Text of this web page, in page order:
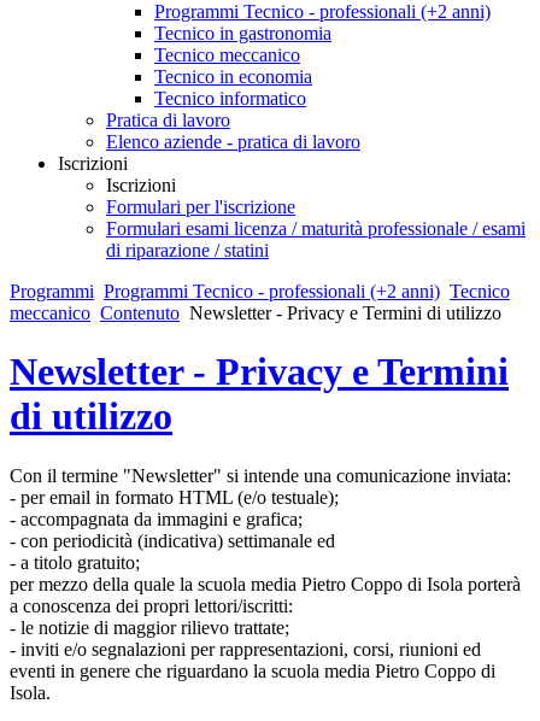
Programmi Tecnico - professionali (+2 anni)
Tecnico in gastronomia
Tecnico meccanico
Tecnico in economia
Tecnico informatico
Pratica di lavoro
Elenco aziende - pratica di lavoro
Iscrizioni
Iscrizioni
Formulari per l'iscrizione
Formulari esami licenza / maturità professionale / esami
di riparazione / statini
Programmi Programmi Tecnico - professionali (+2 anni) Tecnico
meccanico Contenuto Newsletter - Privacy e Termini di utilizzo
Newsletter - Privacy e Termini
di utilizzo
Con il termine "Newsletter" si intende una comunicazione inviata:
- per email in formato HTML (e/o testuale);
- accompagnata da immagini e grafica;
- con periodicità (indicativa) settimanale ed
- a titolo gratuito;
per mezzo della quale la scuola media Pietro Coppo di Isola porterà
a conoscenza dei propri lettori/iscritti:
- le notizie di maggior rilievo trattate;
- inviti e/o segnalazioni per rappresentazioni, corsi, riunioni ed
eventi in genere che riguardano la scuola media Pietro Coppo di
Isola.